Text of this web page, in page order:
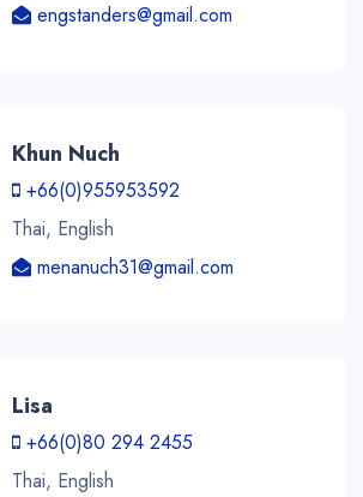
engstanders@gmail.com
Khun Nuch
+66(0)955953592
Thai, English
menanuch31@gmail.com
Lisa
+66(0)80 294 2455
Thai, English